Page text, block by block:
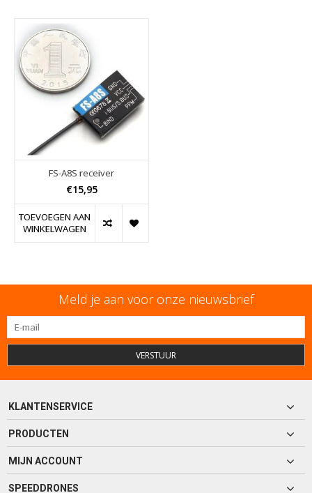
FS-A8S receiver
€15,95
TOEVOEGEN AAN
WINKELWAGEN
Meld je aan voor onze nieuwsbrief
VERSTUUR
KLANTENSERVICE
PRODUCTEN
MIJN ACCOUNT
SPEEDDRONES